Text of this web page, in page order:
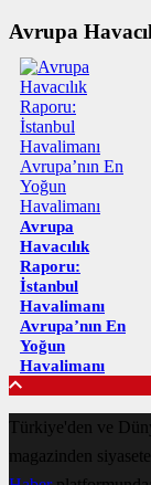
Avrupa
Avrupa
Havacılık
Raporu:
İstanbul
Havalimanı
Avrupa’nın En
Yoğun
Havalimanı
Türkiye'den ve
magazinden